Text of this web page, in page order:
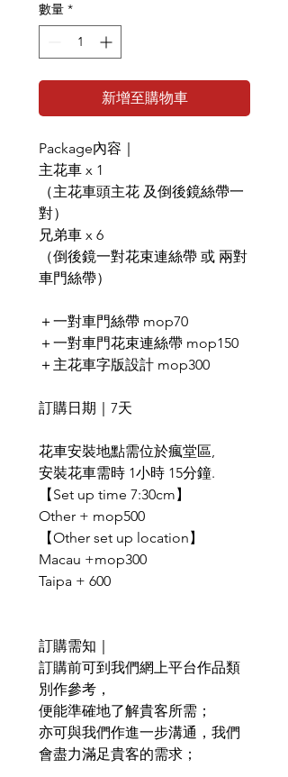
數量 *
新增至購物車
Package內容｜
主花車 x 1
（主花車頭主花 及倒後鏡絲帶一
對）
兄弟車 x 6
（倒後鏡一對花束連絲帶 或 兩對
車門絲帶）
＋一對車門絲帶 mop70
＋一對車門花束連絲帶 mop150
＋主花車字版設計 mop300
訂購日期｜7天
花車安裝地點需位於瘋堂區,
安裝花車需時 1小時 15分鐘.
【Set up time 7:30cm】
Other + mop500
【Other set up location】
Macau +mop300
Taipa + 600
訂購需知｜
訂購前可到我們網上平台作品類
別作參考，
便能準確地了解貴客所需；
亦可與我們作進一步溝通，我們
會盡力滿足貴客的需求；